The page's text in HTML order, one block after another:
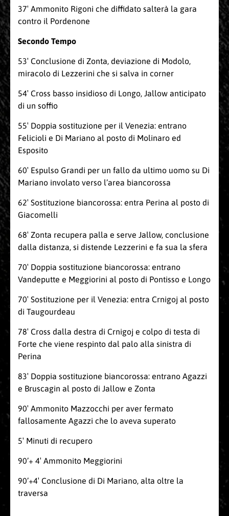
37′ Ammonito Rigoni che diffidato salterà la gara
contro il Pordenone
Secondo Tempo
53′ Conclusione di Zonta, deviazione di Modolo,
miracolo di Lezzerini che si salva in corner
54′ Cross basso insidioso di Longo, Jallow anticipato
di un soffio
55′ Doppia sostituzione per il Venezia: entrano
Felicioli e Di Mariano al posto di Molinaro ed
Esposito
60′ Espulso Grandi per un fallo da ultimo uomo su Di
Mariano involato verso l’area biancorossa
62′ Sostituzione biancorossa: entra Perina al posto di
Giacomelli
68′ Zonta recupera palla e serve Jallow, conclusione
dalla distanza, si distende Lezzerini e fa sua la sfera
70′ Doppia sostituzione biancorossa: entrano
Vandeputte e Meggiorini al posto di Pontisso e Longo
70′ Sostituzione per il Venezia: entra Crnigoj al posto
di Taugourdeau
78′ Cross dalla destra di Crnigoj e colpo di testa di
Forte che viene respinto dal palo alla sinistra di
Perina
83′ Doppia sostituzione biancorossa: entrano Agazzi
e Bruscagin al posto di Jallow e Zonta
90′ Ammonito Mazzocchi per aver fermato
fallosamente Agazzi che lo aveva superato
5′ Minuti di recupero
90’+ 4′ Ammonito Meggiorini
90’+4′ Conclusione di Di Mariano, alta oltre la
traversa